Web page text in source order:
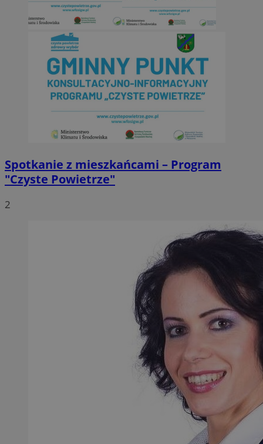
Spotkanie z mieszkańcami – Program
"Czyste Powietrze"
2